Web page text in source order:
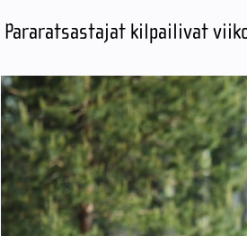
Pararatsastajat kilpailivat